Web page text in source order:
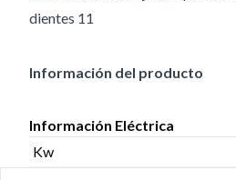
dientes 11
Información del producto
Información Eléctrica
Kw